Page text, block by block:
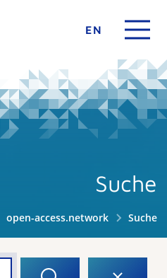
EN
Suche
open-access.network Suche